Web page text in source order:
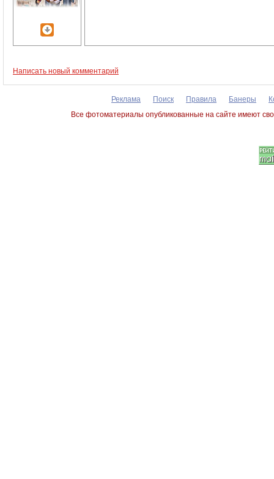
Написать новый комментарий
Реклама Поиск Правила Банеры
Все фотоматериалы опубликованные на сайте имеют